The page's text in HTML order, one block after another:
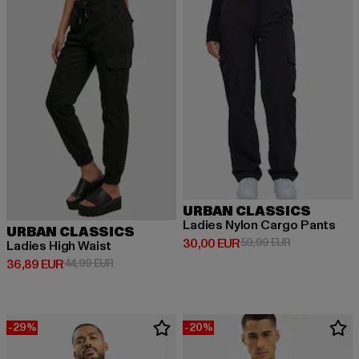
URBAN CLASSICS
Ladies High Waist
36,89 EUR
Derzeitiger Preis: 36,89 EUR
44,99 EURAktionspreis: 44,99 EUR
URBAN CLASSICS
Ladies Nylon Cargo Pants
30,00 EUR
Derzeitiger Preis: 30,00 EUR
59,99 EURAktionspreis:
-29% -20%